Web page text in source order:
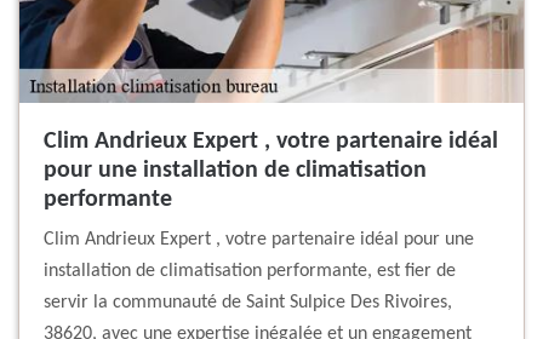
Clim Andrieux Expert , votre partenaire idéal
pour une installation de climatisation
performante
Clim Andrieux Expert , votre partenaire idéal pour une
installation de climatisation performante, est fier de
servir la communauté de Saint Sulpice Des Rivoires,
38620, avec une expertise inégalée et un engagement